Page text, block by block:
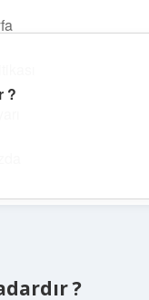
?
?